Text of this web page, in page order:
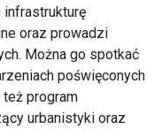
infrastrukturę
oraz prowadzi
Można go spotkać
poświęconych
program
urbanistyki oraz